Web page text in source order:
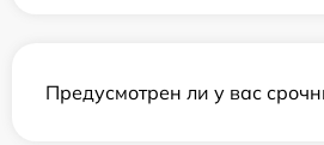
Предусмотрен ли у вас